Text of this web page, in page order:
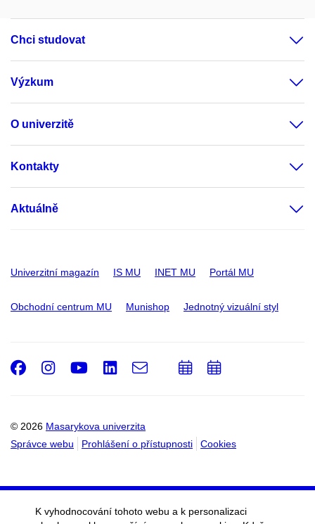
Chci studovat
Výzkum
O univerzitě
Kontakty
Aktuálně
Univerzitní magazín IS MU INET MU Portál MU
Obchodní centrum MU Munishop Jednotný vizuální styl
© 2026 Masarykova univerzita
Správce webu
Prohlášení o přístupnosti Cookies
Facebook
Instagram
Youtube
LinkedIn
e-
Email
PřidatPřidat
K vyhodnocování tohoto webu a k personalizaci